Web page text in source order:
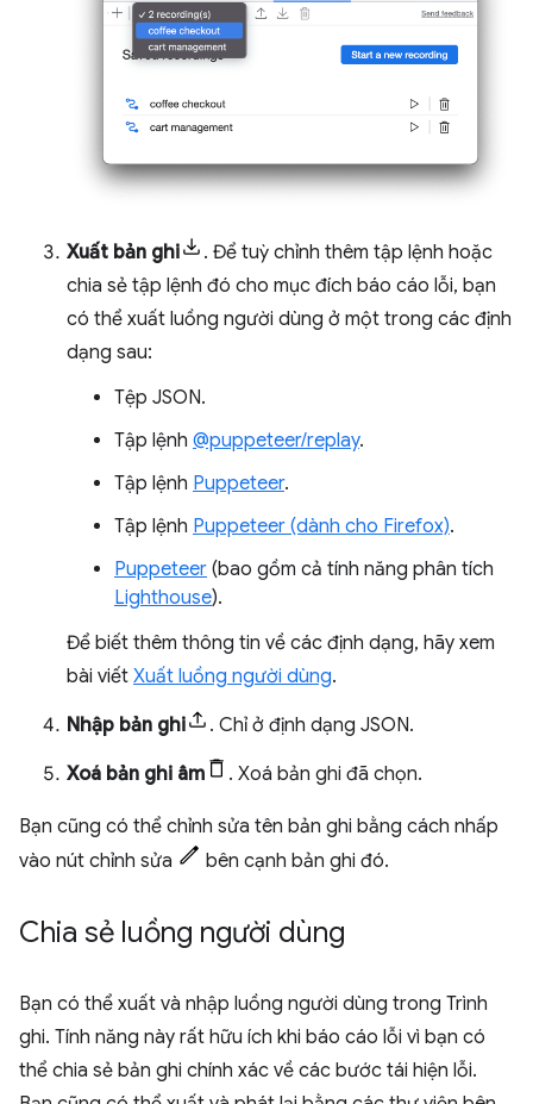
Xuất bản ghi
. Để tuỳ chỉnh thêm tập lệnh hoặc
chia sẻ tập lệnh đó cho mục đích báo cáo lỗi, bạn
có thể xuất luồng người dùng ở một trong các định
dạng sau:
Tệp JSON.
Tập lệnh @puppeteer/replay.
Tập lệnh Puppeteer.
Tập lệnh Puppeteer (dành cho Firefox).
Puppeteer (bao gồm cả tính năng phân tích
Lighthouse).
Để biết thêm thông tin về các định dạng, hãy xem
bài viết Xuất luồng người dùng.
Nhập bản ghi . Chỉ ở định dạng JSON.
Xoá bản ghi âm . Xoá bản ghi đã chọn.
Bạn cũng có thể chỉnh sửa tên bản ghi bằng cách nhấp
vào nút chỉnh sửa
bên cạnh bản ghi đó.
Chia sẻ luồng người dùng
Bạn có thể xuất và nhập luồng người dùng trong Trình
ghi. Tính năng này rất hữu ích khi báo cáo lỗi vì bạn có
thể chia sẻ bản ghi chính xác về các bước tái hiện lỗi.